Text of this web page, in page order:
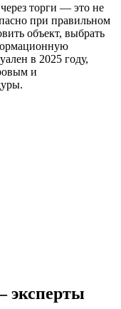
торги — это не
при правильном
объект, выбрать
в 2025 году,
и
эксперты